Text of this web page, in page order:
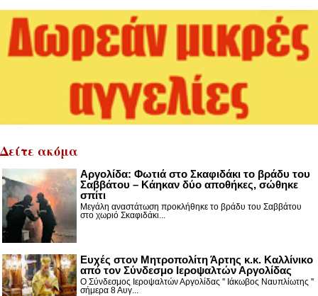
Δείτε ακόμα
Αργολίδα: Φωτιά στο Σκαφιδάκι το βράδυ του
Σαββάτου – Κάηκαν δύο αποθήκες, σώθηκε
σπίτι
Μεγάλη αναστάτωση προκλήθηκε το βράδυ του Σαββάτου
στο χωριό Σκαφιδάκι...
Ευχές στον Μητροπολίτη Άρτης κ.κ. Καλλίνικο
από τον Σύνδεσμο Ιεροψαλτών Αργολίδας
Ο Σύνδεσμος Ιεροψαλτών Αργολίδας '' Ιάκωβος Ναυπλίωτης ''
σήμερα 8 Αυγ...